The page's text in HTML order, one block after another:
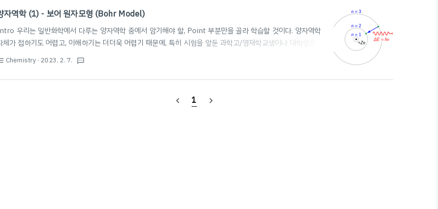
자역학 (1) - 보어 원자모형 (Bohr Model)
우리는 일반화학에서 다루는 양자역학 중에서 암기해야 할, Point 부분만을 골라 학습할 것이다. 양자역학
체가 접하기도 어렵고, 이해하기는 더더욱 어렵기 때문에, 특히 시험을 앞둔 과학고/영재학교생이나 대학생은 암
기하는 데 중점을 둘 것을 권장한다. 다만, 본 글에서는 수식적 증명의 과정을 비교적 상세히 작성하여 풀이에도 집
중할 수 있도록 하였다. 필자 또한 암기에 도움을 받고자 본 글을 작성한다. 본문은 노트 필기와 비슷한 방식으로 작
될 것이며, 문장보다는 수식 또는 이미지 혹은 개요식의 텍스트가 중점적으로 배치될 것이다. 다만, 필요한 경우
Chemistry · 2023. 2. 7. textsms
navigate_before 1 navigate_next